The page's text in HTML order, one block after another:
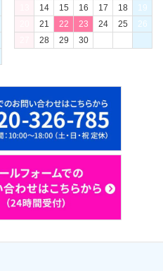
14 15 16 17 18
19
21 22 23 24 25
26
28 29 30